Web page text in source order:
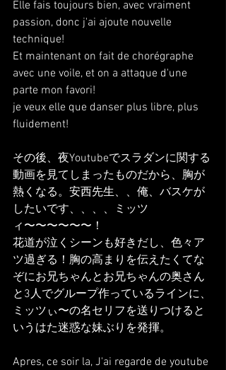
Elle fais toujours bien, avec vraiment
passion, donc j'ai ajoute nouvelle
technique!
Et maintenant on fait de chorégraphe
avec une voile, et on a attaque d'une
parte mon favori!
je veux elle que danser plus libre, plus
fluidement!
その後、夜Youtubeでスラダンに関する
動画を見てしまったものだから、胸が
熱くなる。安西先生、、俺、バスケが
したいです、、、、ミッツ
ィ〜〜〜〜〜〜！
花道が泣くシーンも好きだし、色々ア
ツ過ぎる！胸の高まりを伝えたくてな
ぞにお兄ちゃんとお兄ちゃんの奥さん
と3人でグループ作っているラインに、
ミッツぃ〜の名セリフを送りつけると
いうはた迷惑な妹ぶりを発揮。
Apres, ce soir la, J'ai regarde de youtube